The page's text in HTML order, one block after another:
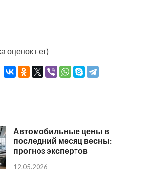
оценок нет)
Автомобильные цены в
последний месяц весны:
прогноз экспертов
12.05.2026